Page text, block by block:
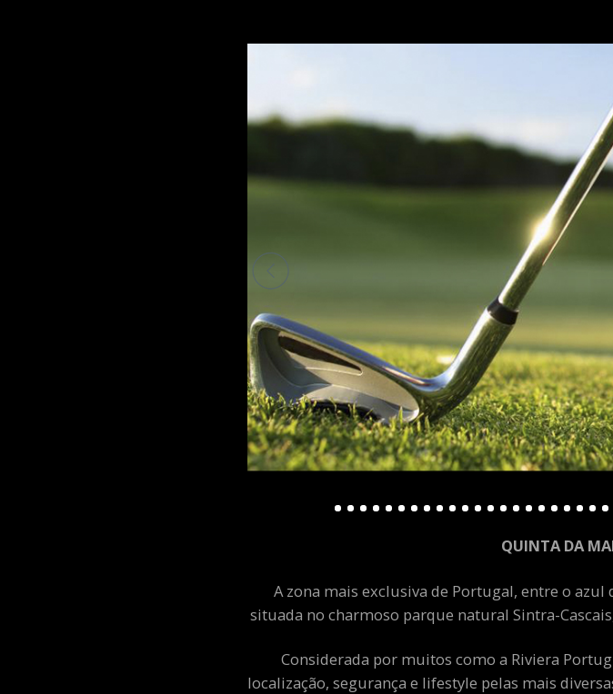
QUINTA DA
A zona mais exclusiva de Portugal, entre o azul
situada no charmoso parque natural Sintra-
Considerada por muitos como a Riviera
localização, segurança e lifestyle pelas mais